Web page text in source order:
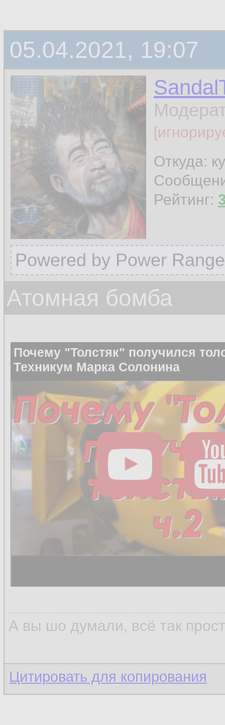
05.04.2021, 19:07
Откуда:
Рейтинг:
Powered by Power
Атомная бомба
Почему "Толстяк" получился
Техникум Марка Солонина
А вы шо думали, всё так
Цитировать для копирования